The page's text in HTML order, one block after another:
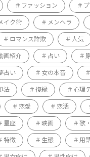
ファッション
イク術 メンヘラ
ロマンス詐欺 人気
画紹介 占い
占い 女の本音
法 復縁 心理
恋愛 恋活
星座 映画 歌
特徴 生態 用